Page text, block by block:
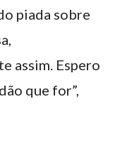
piada sobre
assim. Espero
que for”,